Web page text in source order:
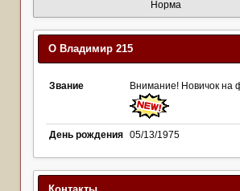
Норма
О Владимир 215
Звание Внимание! Новичок на
День рождения 05/13/1975